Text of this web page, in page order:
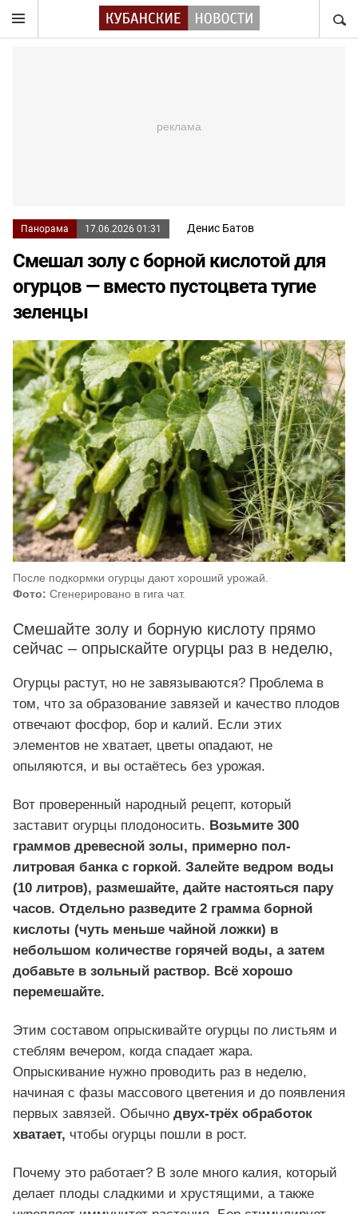
Панорама 17.06.2026 01:31 Денис Батов
Смешал золу с борной кислотой для
огурцов — вместо пустоцвета тугие
зеленцы
После подкормки огурцы дают хороший урожай.
Фото: Сгенерировано в гига чат.
Смешайте золу и борную кислоту прямо
сейчас – опрыскайте огурцы раз в неделю,
Огурцы растут, но не завязываются? Проблема в
том, что за образование завязей и качество плодов
отвечают фосфор, бор и калий. Если этих
элементов не хватает, цветы опадают, не
опыляются, и вы остаётесь без урожая.
Вот проверенный народный рецепт, который
заставит огурцы плодоносить. Возьмите 300
граммов древесной золы, примерно пол-
литровая банка с горкой. Залейте ведром воды
(10 литров), размешайте, дайте настояться пару
часов. Отдельно разведите 2 грамма борной
кислоты (чуть меньше чайной ложки) в
небольшом количестве горячей воды, а затем
добавьте в зольный раствор. Всё хорошо
перемешайте.
Этим составом опрыскивайте огурцы по листьям и
стеблям вечером, когда спадает жара.
Опрыскивание нужно проводить раз в неделю,
начиная с фазы массового цветения и до появления
первых завязей. Обычно двух-трёх обработок
хватает, чтобы огурцы пошли в рост.
Почему это работает? В золе много калия, который
делает плоды сладкими и хрустящими, а также